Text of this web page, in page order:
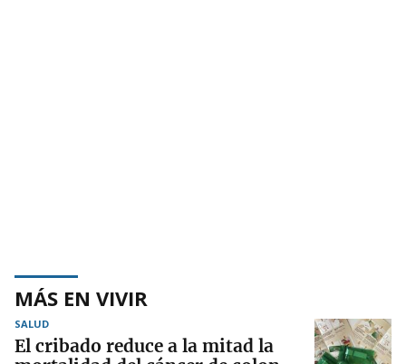
MÁS EN VIVIR
SALUD
El cribado reduce a la mitad la